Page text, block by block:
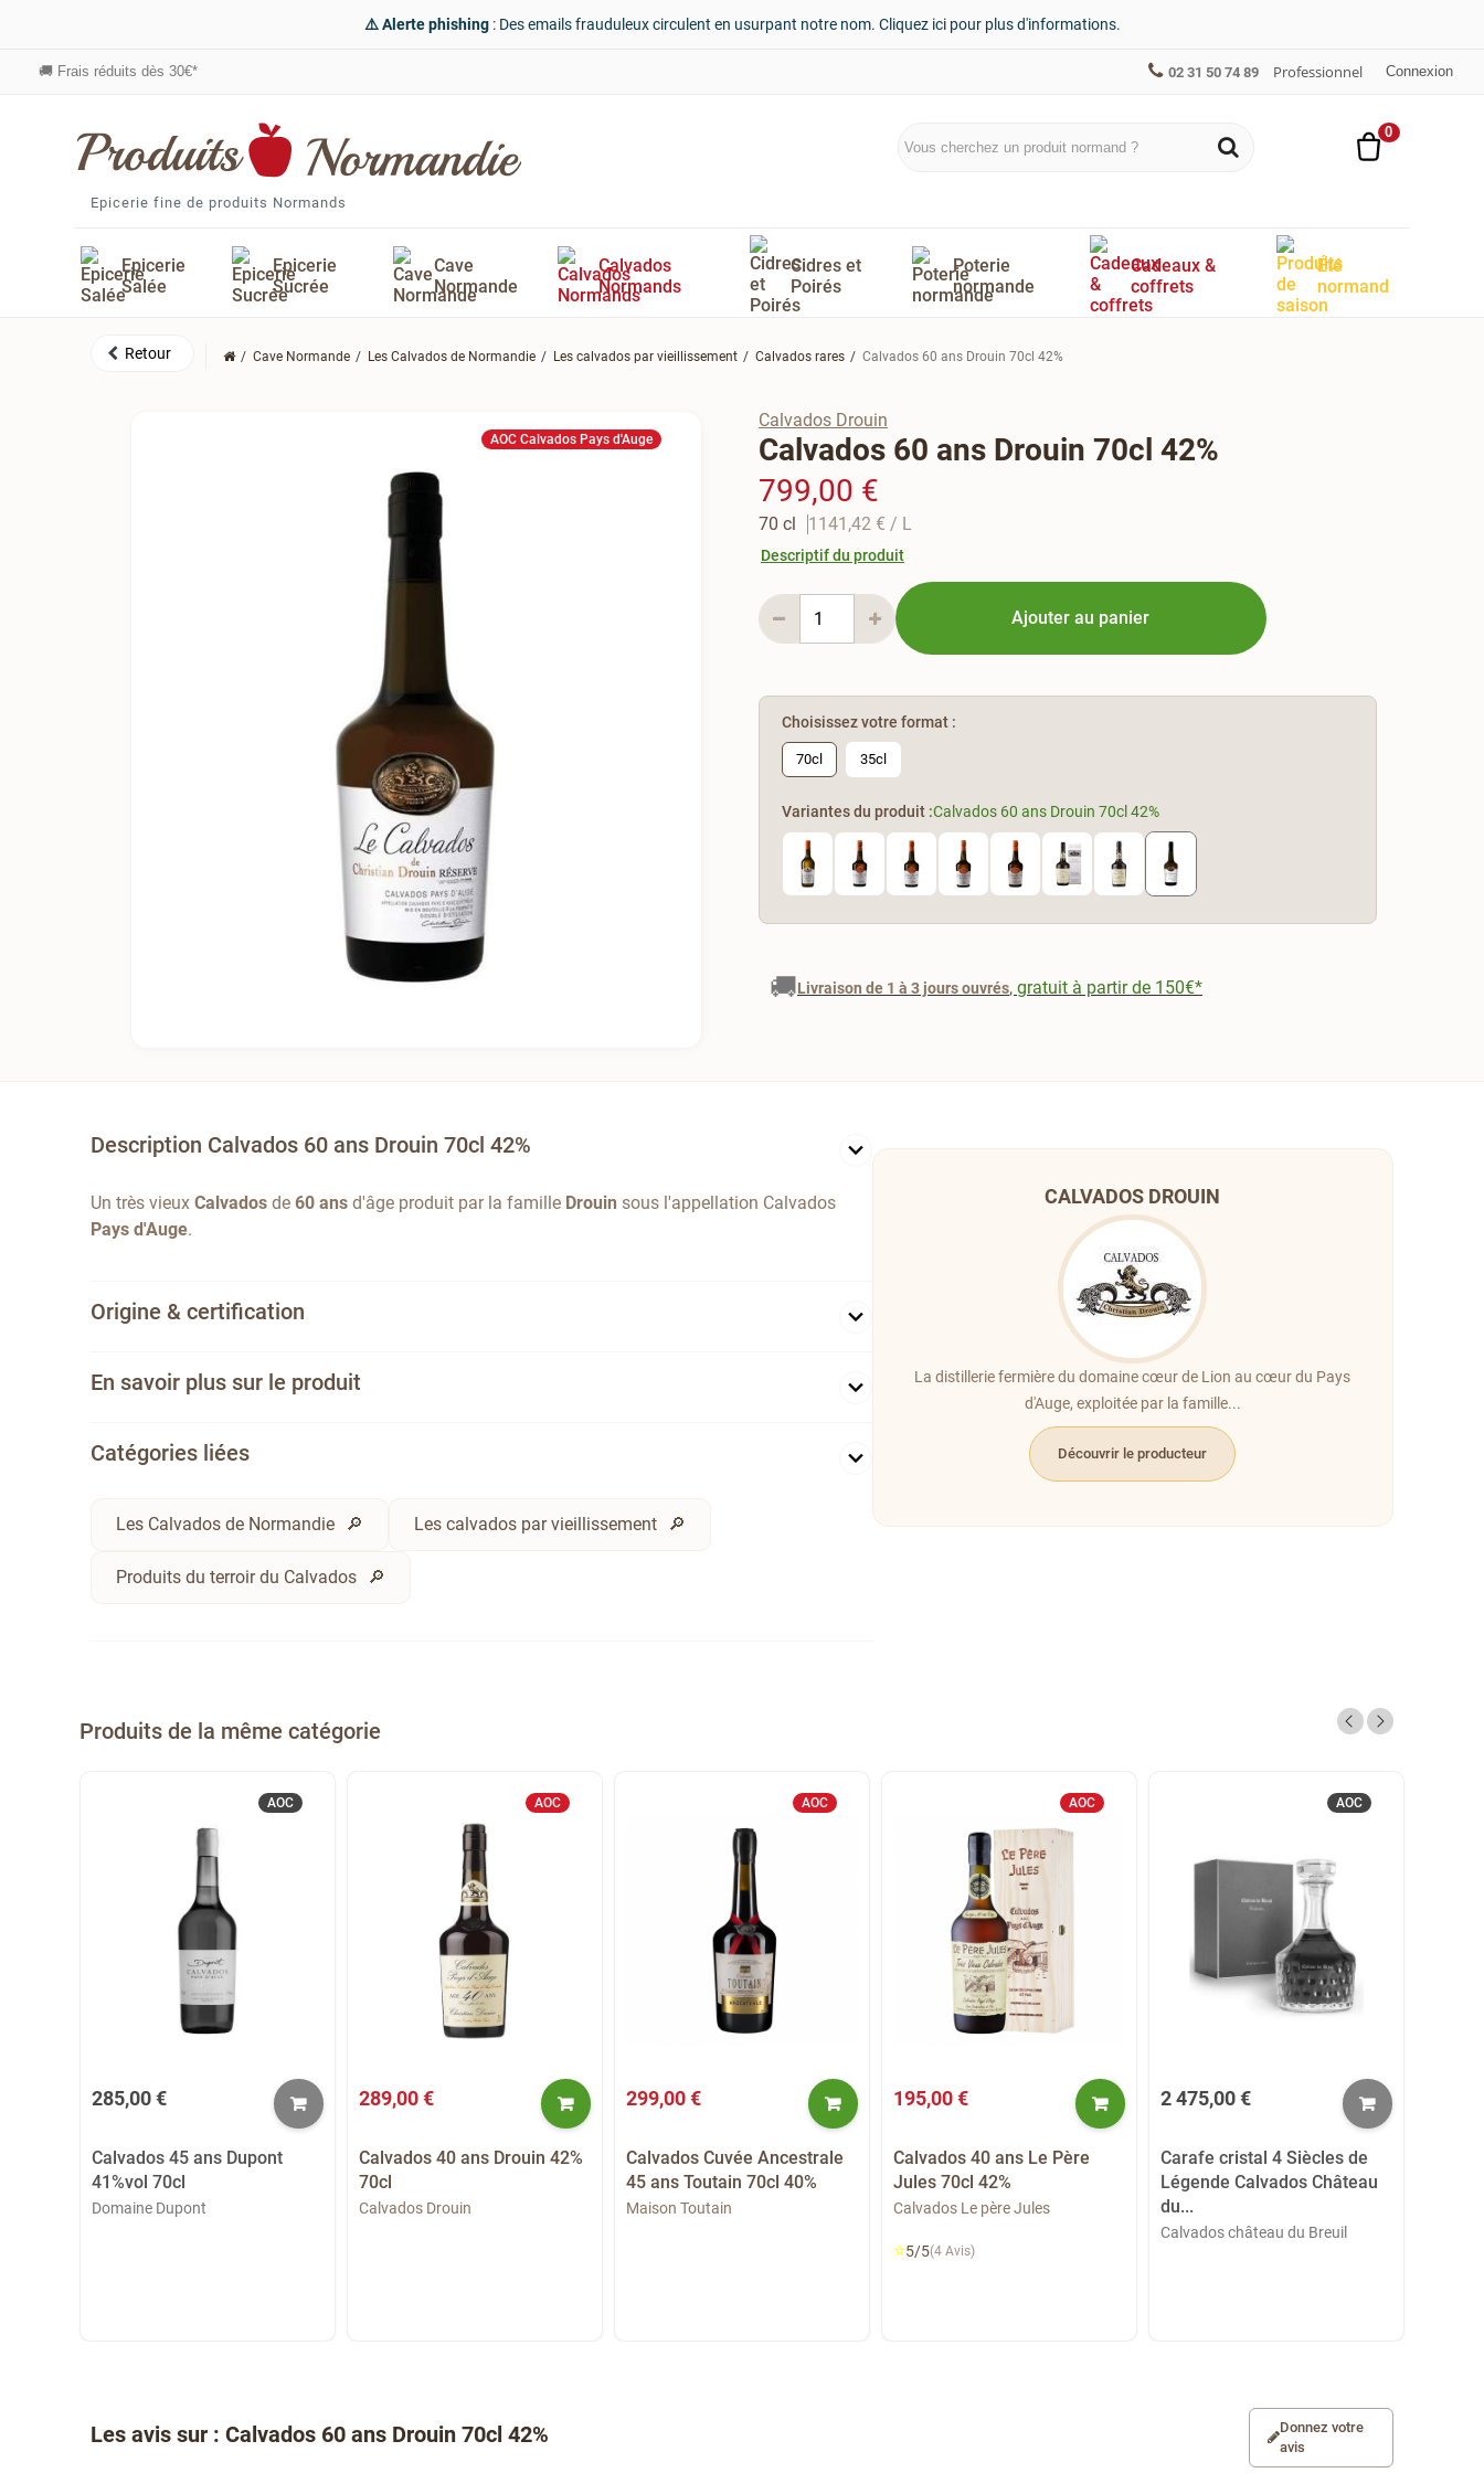
⚠️ Alerte phishing: Des emails frauduleux circulent en usurpant notre nom. Cliquez ici pour plus d'informations.
🚚 Frais réduits dès 30€* 02 31 50 74 89 Professionnel Connexion
Epicerie fine de produits Normands
0
Epicerie
Salée
Epicerie
Sucrée
Cave
Normande
Calvados
Normands
Cidres et
Poirés
Poterie
normande
Cadeaux &
coffrets
Été
normand
Cave Normande Les Calvados de Normandie Les calvados par vieillissement Calvados rares Calvados 60 ans Drouin 70cl 42%
AOC Calvados Pays d'Auge
Calvados Drouin
Calvados 60 ans Drouin 70cl 42%
799,00 €
70 cl 1141,42 € / L
Descriptif du produit
Ajouter au panier
Choisissez votre format :
70cl 35cl
Variantes du produit :Calvados 60 ans Drouin 70cl 42%
🚚Livraison de 1 à 3 jours ouvrés, gratuit à partir de 150€*
Description Calvados 60 ans Drouin 70cl 42%
Un très vieuxCalvados de60 ansd'âge produit par la famille Drouin sous l'appellation Calvados
Pays d'Auge.
Origine & certification
En savoir plus sur le produit
Catégories liées
Les Calvados de Normandie Les calvados par vieillissement
Produits du terroir du Calvados
CALVADOS DROUIN
La distillerie fermière du domaine cœur de Lion au cœur du Pays
d'Auge, exploitée par la famille...
Découvrir le producteur
Produits de la même catégorie
AOC
285,00 €
Calvados 45 ans Dupont
41%vol 70cl
Domaine Dupont
AOC
289,00 €
Calvados 40 ans Drouin 42%
70cl
Calvados Drouin
AOC
299,00 €
Calvados Cuvée Ancestrale
45 ans Toutain 70cl 40%
Maison Toutain
AOC
195,00 €
Calvados 40 ans Le Père
Jules 70cl 42%
Calvados Le père Jules
⭐5/5(4 Avis)
AOC
2 475,00 €
Carafe cristal 4 Siècles de
Légende Calvados Château
du...
Calvados château du Breuil
Les avis sur : Calvados 60 ans Drouin 70cl 42%
Donnez votre
avis